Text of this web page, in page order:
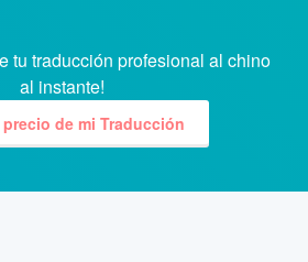
tu traducción profesional al chino
al instante!
precio de mi Traducción